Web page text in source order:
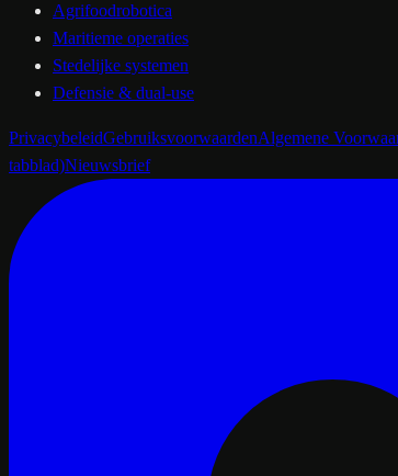
Agrifoodrobotica
Maritieme operaties
Stedelijke systemen
Defensie & dual-use
PrivacybeleidGebruiksvoorwaardenAlgemene
tabblad)Nieuwsbrief